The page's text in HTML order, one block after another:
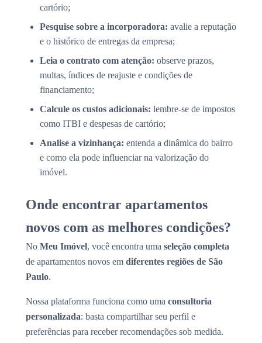
cartório;
Pesquise sobre a incorporadora: avalie a reputação
e o histórico de entregas da empresa;
Leia o contrato com atenção: observe prazos,
multas, índices de reajuste e condições de
financiamento;
Calcule os custos adicionais: lembre-se de impostos
como ITBI e despesas de cartório;
Analise a vizinhança: entenda a dinâmica do bairro
e como ela pode influenciar na valorização do
imóvel.
Onde encontrar apartamentos
novos com as melhores condições?
No Meu Imóvel, você encontra uma seleção completa
de apartamentos novos em diferentes regiões de São
Paulo.
Nossa plataforma funciona como uma consultoria
personalizada: basta compartilhar seu perfil e
preferências para receber recomendações sob medida.